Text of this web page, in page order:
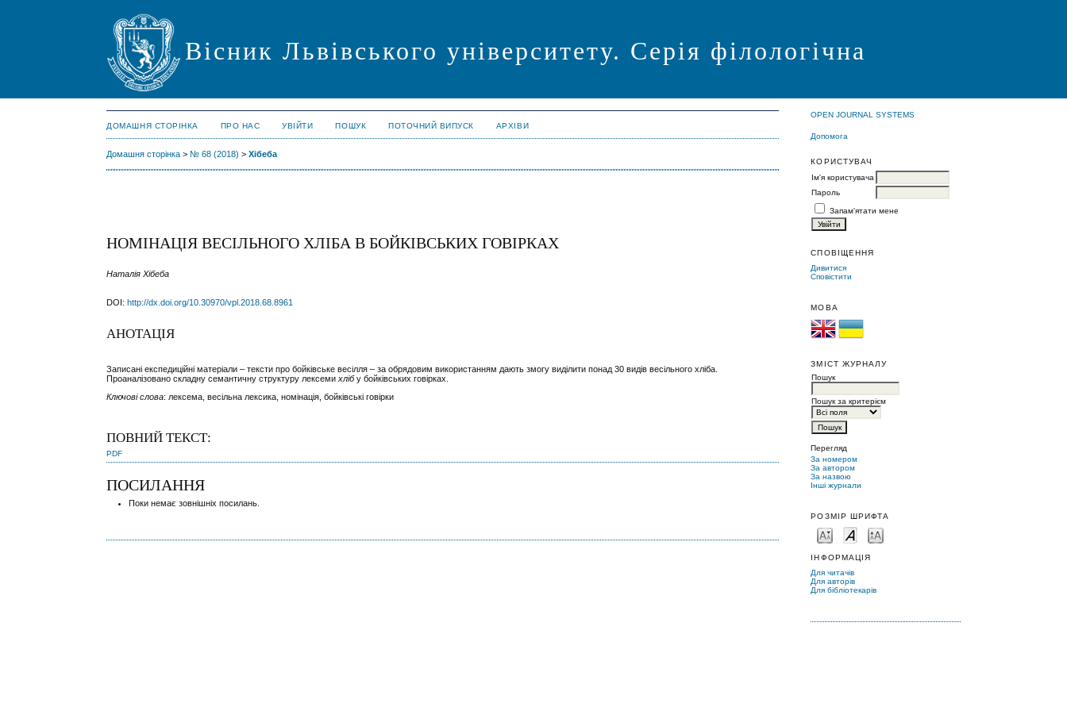
Вісник Львівського університету. Серія філологічна
OPEN JOURNAL SYSTEMS
Допомога
КОРИСТУВАЧ
Ім'я користувача
Пароль
Запам'ятати мене
СПОВІЩЕННЯ
Дивитися
Сповістити
МОВА
ЗМІСТ ЖУРНАЛУ
Пошук
Пошук за критерієм
Перегляд
За номером
За автором
За назвою
Інші журнали
РОЗМІР ШРИФТА
ІНФОРМАЦІЯ
Для читачів
Для авторів
Для бібліотекарів
ДОМАШНЯ СТОРІНКА ПРО НАС УВІЙТИ ПОШУК ПОТОЧНИЙ ВИПУСК АРХІВИ
Домашня сторінка > № 68 (2018) >Хібеба
НОМІНАЦІЯ ВЕСІЛЬНОГО ХЛІБА В БОЙКІВСЬКИХ ГОВІРКАХ
Наталія Хібеба
DOI:http://dx.doi.org/10.30970/vpl.2018.68.8961
АНОТАЦІЯ
Записані експедиційні матеріали – тексти про бойківське весілля – за обрядовим використанням дають змогу виділити понад 30 видів весільного хліба.
Проаналізовано складну семантичну структуру лексемихлібу бойківських говірках.
Ключові слова: лексема, весільна лексика, номінація, бойківські говірки
ПОВНИЙ ТЕКСТ:
PDF
ПОСИЛАННЯ
Поки немає зовнішніх посилань.